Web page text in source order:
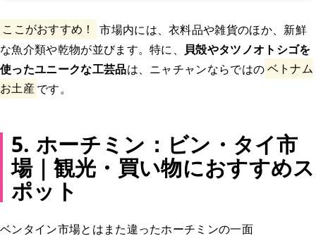
ここがおすすめ！
市場内には、衣料品や雑貨のほか、新鮮
な魚介類や乾物が並びます。特に、
貝殻やタツノオトシゴを
使ったユニークな工芸品は、ニャチャンならではのベトナム
お土産です。
5. ホーチミン：ビン・タイ市
場｜観光・買い物におすすめス
ポット
ベンタイン市場とはまた違ったホーチミンの一面